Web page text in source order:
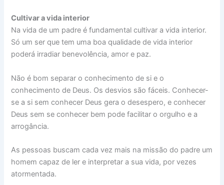
Cultivar a vida interior
Na vida de um padre é fundamental cultivar a vida interior.
Só um ser que tem uma boa qualidade de vida interior
poderá irradiar benevolência, amor e paz.
Não é bom separar o conhecimento de si e o
conhecimento de Deus. Os desvios são fáceis. Conhecer-
se a si sem conhecer Deus gera o desespero, e conhecer
Deus sem se conhecer bem pode facilitar o orgulho e a
arrogância.
As pessoas buscam cada vez mais na missão do padre um
homem capaz de ler e interpretar a sua vida, por vezes
atormentada.